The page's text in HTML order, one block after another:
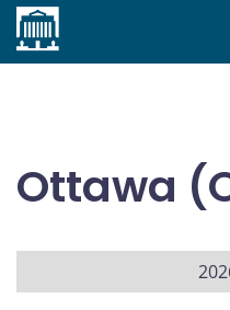
Accueil
Ottawa